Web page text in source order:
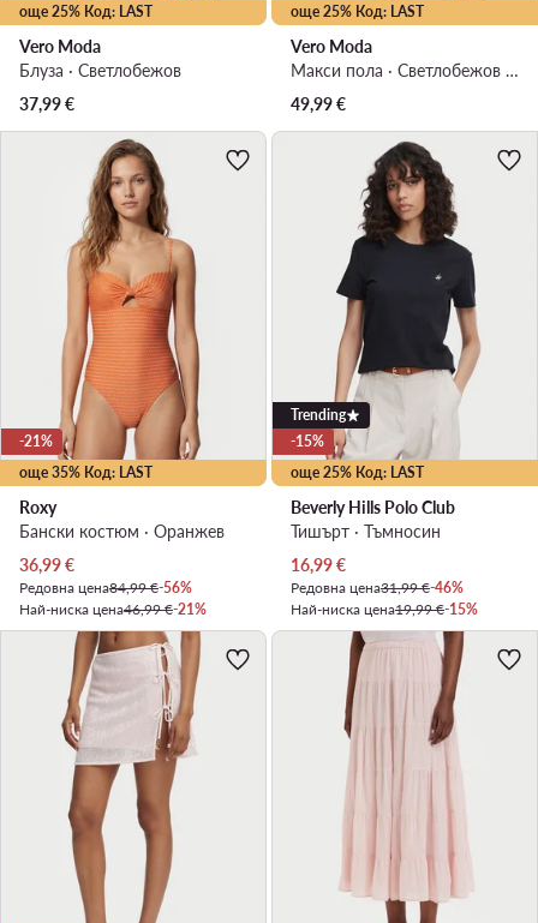
още 25% Код: LAST
Vero Moda
Блуза · Светлобежов
37,99€
още 25% Код: LAST
Vero Moda
Макси пола · Светлобежов · Макси
49,99€
още 35% Код: LAST
-21%
Roxy
Бански костюм · Оранжев
Актуална цена
36,99€
Редовна цена84,99 €-56%
Най-ниска цена46,99 €-21%
още 25% Код: LAST
Trending
-15%
Beverly Hills Polo Club
Тишърт · Тъмносин
Актуална цена
16,99€
Редовна цена31,99 €-46%
Най-ниска цена19,99 €-15%